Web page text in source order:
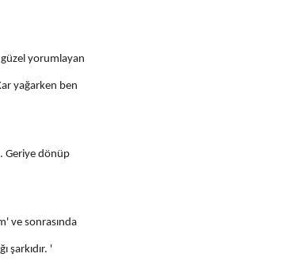
güzel yorumlayan
yağarken ben
Geriye dönüp
ve sonrasında
şarkıdır. '